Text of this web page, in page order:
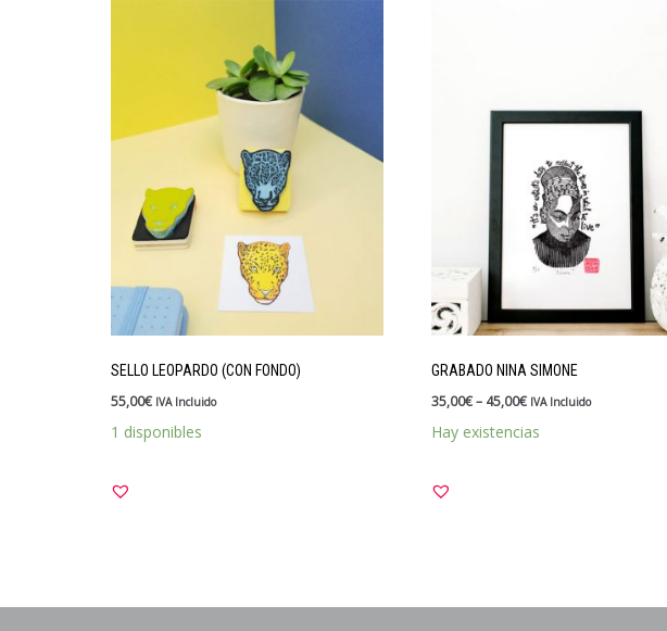
SELLO LEOPARDO (CON FONDO)
55,00€ IVA Incluido
1 disponibles
GRABADO NINA SIMONE
35,00€– 45,00€ IVA Incluido
Hay existencias